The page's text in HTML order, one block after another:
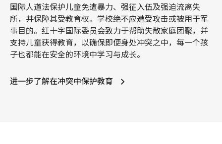
国际人道法保护儿童免遭暴力、强征入伍及强迫流离失
所，并保障其受教育权。学校绝不应遭受攻击或被用于军
事目的。红十字国际委员会致力于帮助失散家庭团聚，并
支持儿童获得教育，以确保即便身处冲突之中，每一个孩
子也都能在安全的环境中学习与成长。
进一步了解在冲突中保护教育